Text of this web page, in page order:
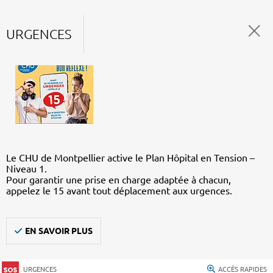
URGENCES
Le CHU de Montpellier active le Plan Hôpital en Tension –
Niveau 1.
Pour garantir une prise en charge adaptée à chacun,
appelez le 15 avant tout déplacement aux urgences.
EN SAVOIR PLUS
URGENCES ACCÈS RAPIDES